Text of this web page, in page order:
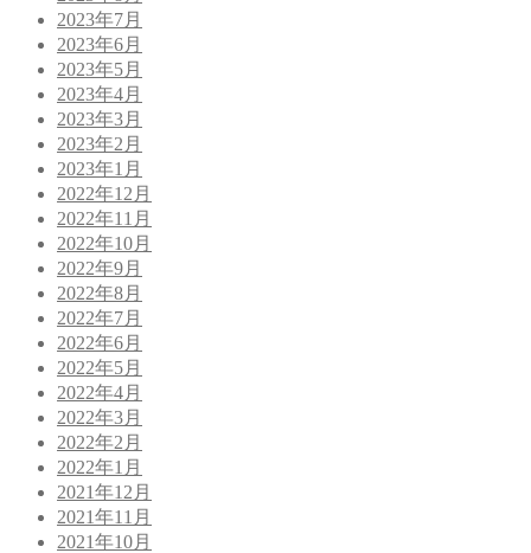
2023年7月
2023年6月
2023年5月
2023年4月
2023年3月
2023年2月
2023年1月
2022年12月
2022年11月
2022年10月
2022年9月
2022年8月
2022年7月
2022年6月
2022年5月
2022年4月
2022年3月
2022年2月
2022年1月
2021年12月
2021年11月
2021年10月